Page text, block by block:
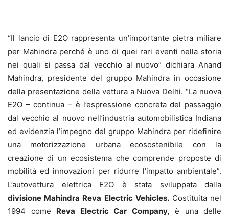
“Il lancio di E2O rappresenta un’importante pietra miliare
per Mahindra perché è uno di quei rari eventi nella storia
nei quali si passa dal vecchio al nuovo” dichiara Anand
Mahindra, presidente del gruppo Mahindra in occasione
della presentazione della vettura a Nuova Delhi. “La nuova
E2O – continua – è l’espressione concreta del passaggio
dal vecchio al nuovo nell’industria automobilistica Indiana
ed evidenzia l’impegno del gruppo Mahindra per ridefinire
una motorizzazione urbana ecosostenibile con la
creazione di un ecosistema che comprende proposte di
mobilità ed innovazioni per ridurre l’impatto ambientale”.
L’autovettura elettrica E2O è stata sviluppata dalla
divisione Mahindra Reva Electric Vehicles.Costituita nel
1994 come Reva Electric Car Company, è una delle